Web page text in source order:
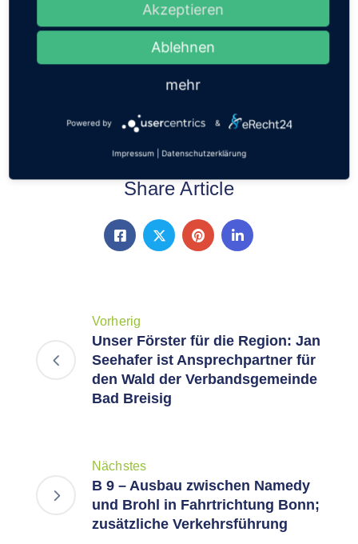
Für individuelle Beratungen steht Ihnen das
Regionalmanagement per E-Mail
(nino.pfundstein@entra.de) oder telefonisch
16:00 Uhr gerne zur Verfügung.
Share Article
Vorherig
Unser Förster für die Region: Jan
Seehafer ist Ansprechpartner für
den Wald der Verbandsgemeinde
Bad Breisig
Nächstes
B 9 – Ausbau zwischen Namedy
und Brohl in Fahrtrichtung Bonn;
zusätzliche Verkehrsführung
Akzeptieren
Ablehnen
mehr
Powered by &
Impressum Datenschutzerklärung